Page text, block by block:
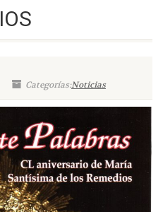
Categorías:Noticias